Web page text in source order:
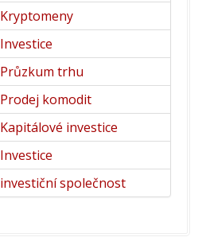
Kryptomeny
Investice
Průzkum trhu
Prodej komodit
Kapitálové investice
Investice
investiční společnost